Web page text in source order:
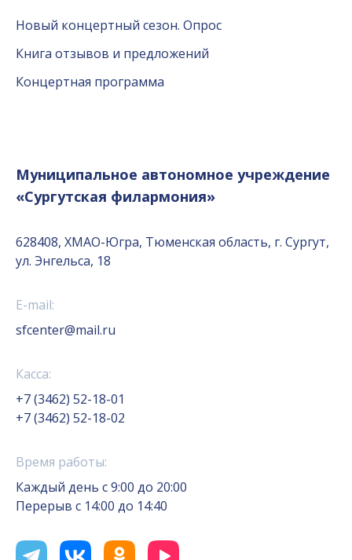
Новый концертный сезон. Опрос
Книга отзывов и предложений
Концертная программа
Муниципальное автономное учреждение
«Сургутская филармония»
628408, ХМАО-Югра, Тюменская область, г. Сургут,
ул. Энгельса, 18
E-mail:
sfcenter@mail.ru
Касса:
+7 (3462) 52-18-01
+7 (3462) 52-18-02
Время работы:
Каждый день с 9:00 до 20:00
Перерыв с 14:00 до 14:40